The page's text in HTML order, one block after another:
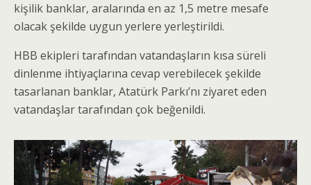
kişilik banklar, aralarında en az 1,5 metre mesafe
olacak şekilde uygun yerlere yerleştirildi.
HBB ekipleri tarafından vatandaşların kısa süreli
dinlenme ihtiyaçlarına cevap verebilecek şekilde
tasarlanan banklar, Atatürk Parkı’nı ziyaret eden
vatandaşlar tarafından çok beğenildi.